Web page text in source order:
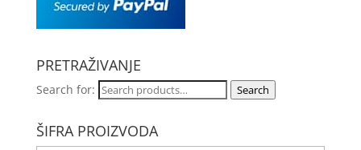
PRETRAŽIVANJE
Search for: Search
ŠIFRA PROIZVODA